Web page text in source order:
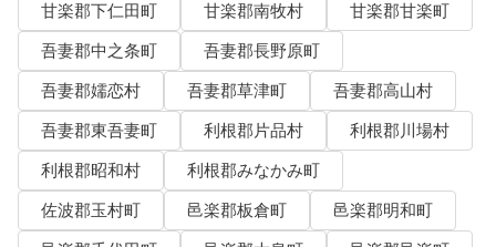
甘楽郡下仁田町
甘楽郡南牧村
甘楽郡甘楽町
吾妻郡中之条町
吾妻郡長野原町
吾妻郡嬬恋村
吾妻郡草津町
吾妻郡高山村
吾妻郡東吾妻町
利根郡片品村
利根郡川場村
利根郡昭和村
利根郡みなかみ町
佐波郡玉村町
邑楽郡板倉町
邑楽郡明和町